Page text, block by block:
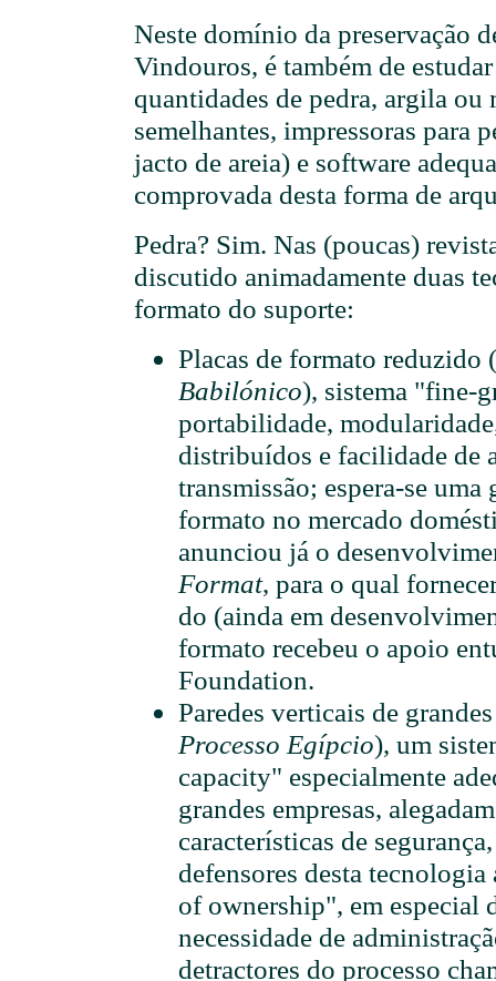
Neste domínio da preservação
Vindouros, é também de
quantidades de pedra, argila ou
semelhantes, impressoras para
jacto de areia) e software
comprovada desta forma de
Pedra? Sim. Nas (poucas)
discutido animadamente duas
formato do suporte:
Placas de formato reduzido
Babilónico), sistema "fine-
portabilidade,
distribuídos e facilidade de
transmissão; espera-se
formato no mercado
anunciou já o
Format, para o qual
do (ainda em
formato recebeu o apoio
Foundation.
Paredes verticais de
Processo Egípcio), um
capacity" especialmente
grandes empresas,
características de
defensores desta
of ownership", em especial
necessidade de
detractores do processo